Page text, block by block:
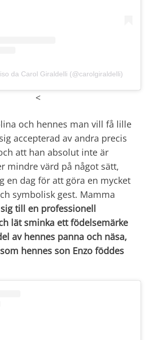
da Carol Giraldelli (@carolgiraldelli)
<
och hennes man vill få lille
accepterad av andra precis
att han absolut inte är
mindre värd på något sätt,
en dag för att göra en mycket
symbolisk gest. Mamma
till en professionell
lät sminka ett födelsemärke
av hennes panna och näsa,
hennes son Enzo föddes